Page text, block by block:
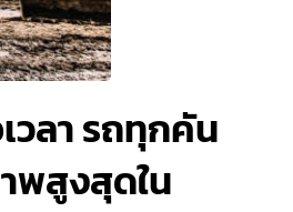
วลา รถทุกคัน
พสูงสุดใน